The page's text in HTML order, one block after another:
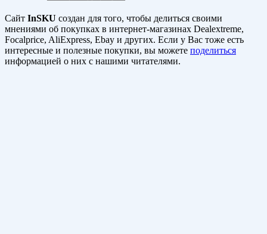
Сайт InSKU создан для того, чтобы делиться своими
мнениями об покупках в интернет-магазинах Dealextreme,
Focalprice, AliExpress, Ebay и других. Если у Вас тоже есть
интересные и полезные покупки, вы можете поделиться
информацией о них с нашими читателями.